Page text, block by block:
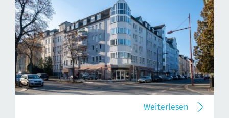
Weiterlesen